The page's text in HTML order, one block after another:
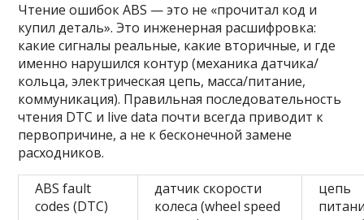
Чтение ошибок ABS — это не «прочитал код и
купил деталь». Это инженерная расшифровка:
какие сигналы реальные, какие вторичные, и где
именно нарушился контур (механика датчика/
кольца, электрическая цепь, масса/питание,
коммуникация). Правильная последовательность
чтения DTC и live data почти всегда приводит к
первопричине, а не к бесконечной замене
расходников.
ABS fault
codes (DTC)
датчик скорости
колеса (wheel speed
цепь